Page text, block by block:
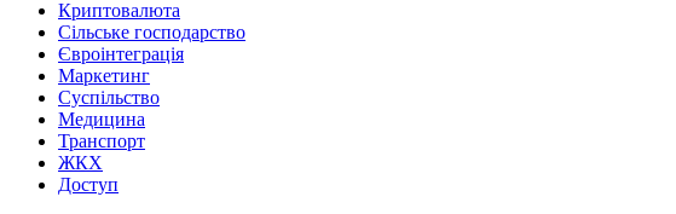
Криптовалюта
Сільське господарство
Євроінтеграція
Маркетинг
Суспільство
Медицина
Транспорт
ЖКХ
Доступ